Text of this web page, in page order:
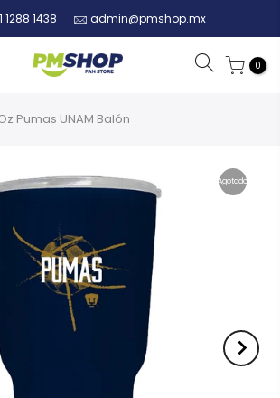
1288 1438 admin@pmshop.mx
0
Pumas UNAM Balón
Agotado